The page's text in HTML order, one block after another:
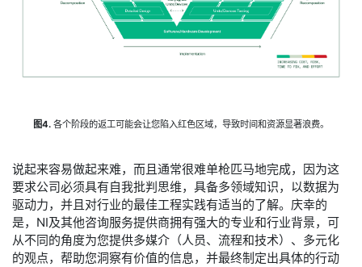
图4. 各个阶段的返工可能会让您陷入红色区域，导致时间和资源显著浪费。
说起来容易做起来难，而且通常很难单枪匹马地完成，因为这
要求公司必须具有自我批判思维，具备多领域知识，以数据为
驱动力，并且对行业的最佳工程实践有适当的了解。庆幸的
是，NI及其他咨询服务提供商拥有强大的专业和行业背景，可
从不同的角度为您提供多媒介（人员、流程和技术）、多元化
的观点，帮助您洞察有价值的信息，并最终制定出具体的行动